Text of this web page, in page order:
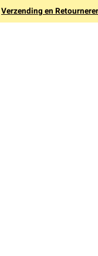
Verzending en